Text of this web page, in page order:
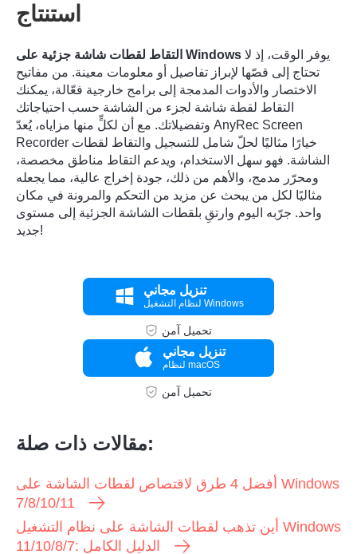
استنتاج
التقاط لقطات شاشة جزئية على Windows
تحتاج إلى قصّها لإبراز تفاصيل أو معلومات معينة. من مفاتيح
الاختصار والأدوات المدمجة إلى برامج خارجية فعّالة، يمكنك
التقاط لقطة شاشة لجزء من الشاشة حسب احتياجاتك
وتفضيلاتك. مع أن لكلٍّ منها مزاياه، يُعدّ AnyRec Screen
Recorder خيارًا مثاليًا لحلّ شامل للتسجيل والتقاط لقطات
الشاشة. فهو سهل الاستخدام، ويدعم التقاط مناطق مخصصة،
ومحرّر مدمج، والأهم من ذلك، جودة إخراج عالية، مما يجعله
مثاليًا لكل من يبحث عن مزيد من التحكم والمرونة في مكان
واحد. جرّبه اليوم وارتقِ بلقطات الشاشة الجزئية إلى مستوى
جديد!
تنزيل مجاني
لنظام التشغيل Windows
تحميل آمن
تنزيل مجاني
لنظام macOS
تحميل آمن
مقالات ذات صلة:
أفضل 4 طرق لاقتصاص لقطات الشاشة على Windows
7/8/10/11
أين تذهب لقطات الشاشة على نظام التشغيل Windows
11/10/8/7: الدليل الكامل